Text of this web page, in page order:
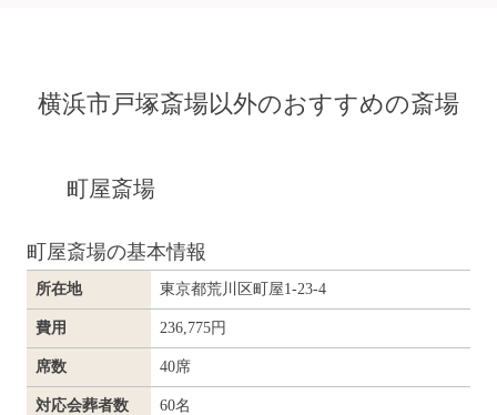
横浜市戸塚斎場以外のおすすめの斎場
町屋斎場
町屋斎場の基本情報
所在地 東京都荒川区町屋1-23-4
費用 236,775円
席数 40席
対応会葬者数 60名